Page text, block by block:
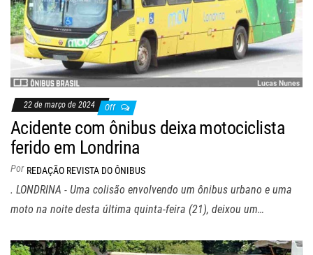
22 de março de 2024 Off
Acidente com ônibus deixa motociclista
ferido em Londrina
Por REDAÇÃO REVISTA DO ÔNIBUS
. LONDRINA - Uma colisão envolvendo um ônibus urbano e uma
moto na noite desta última quinta-feira (21), deixou um…